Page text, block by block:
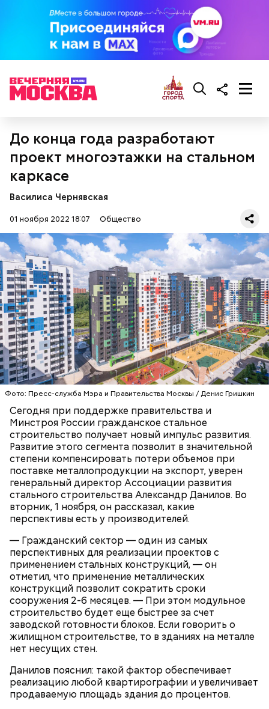
До конца года разработают
проект многоэтажки на стальном
каркасе
Василиса Чернявская
01 ноября 2022 18:07 Общество
Фото: Пресс-служба Мэра и Правительства Москвы / Денис Гришкин
Сегодня при поддержке правительства и
Минстроя России гражданское стальное
строительство получает новый импульс развития.
Развитие этого сегмента позволит в значительной
степени компенсировать потери объемов при
поставке металлопродукции на экспорт, уверен
генеральный директор Ассоциации развития
стального строительства Александр Данилов. Во
вторник, 1 ноября, он рассказал, какие
перспективы есть у производителей.
— Гражданский сектор — один из самых
перспективных для реализации проектов с
применением стальных конструкций, — он
отметил, что применение металлических
конструкций позволит сократить сроки
сооружения 2-6 месяцев. — При этом модульное
строительство будет еще быстрее за счет
заводской готовности блоков. Если говорить о
жилищном строительстве, то в зданиях на металле
нет несущих стен.
Данилов пояснил: такой фактор обеспечивает
реализацию любой квартирографии и увеличивает
продаваемую площадь здания до процентов.
Он также рассказал, что появление шаровых
молний не редкость и в Москве.
— Особенно с мая по август. Столкнуться с
явлением можно и осенью, но вероятность уже
ниже. Август — основное время. Оно совпадает с
максимальной активностью гроз: конец июля —
начало августа, — добавил Бычков.
Также «Вечерняя Москва» узнала у экспертов, как
правильно вести себя во время грозы
и как помочь
человеку, в которого ударила молния.